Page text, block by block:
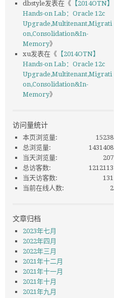
dbstyle发表在《 【2014OTN】
Hands-on Lab：Oracle 12c
Upgrade,Multitenant,Migrati
on,Consolidation&In-
Memory》
xu发表在《 【2014OTN】
Hands-on Lab：Oracle 12c
Upgrade,Multitenant,Migrati
on,Consolidation&In-
Memory》
访问量统计
15238
本页浏览量:
1431408
总浏览量:
207
当天浏览量:
1212113
总访客数:
131
当天访客数:
2
当前在线人数:
文章归档
2023年七月
2022年四月
2022年三月
2021年十二月
2021年十一月
2021年十月
2021年九月